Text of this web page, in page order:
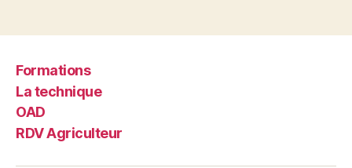
Formations
La technique
OAD
RDV Agriculteur